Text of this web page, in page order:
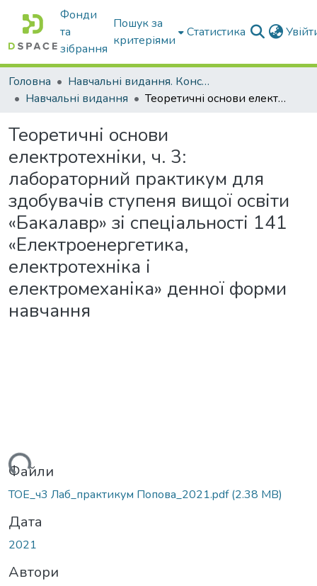
Фонди
та
зібрання
Пошук за
критеріями
Статистика
Головна
Навчальні видання. Конспекти лекцій
Навчальні видання
Теоретичні основи електротехніки, ч. 3: лабораторний практикум для здобувачів ступеня вищої освіти «Бакалавр» зі спеціальності 141 «Електроенергетика, електротехніка і електромеханіка» денної форми навчання
Теоретичні основи
електротехніки, ч. 3:
лабораторний практикум для
здобувачів ступеня вищої освіти
«Бакалавр» зі спеціальності 141
«Електроенергетика,
електротехніка і
електромеханіка» денної форми
навчання
Файли
ТОЕ_ч3 Лаб_практикум Попова_2021.pdf(2.38 MB)
Дата
2021
Автори